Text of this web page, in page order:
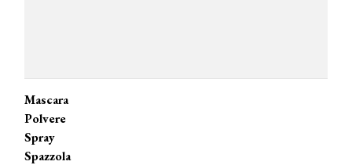
Mascara
Polvere
Spray
Spazzola